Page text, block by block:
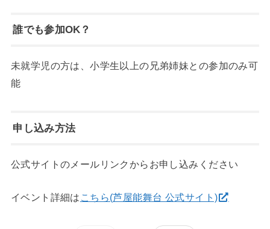
誰でも参加OK？
未就学児の方は、小学生以上の兄弟姉妹との参加のみ可
能
申し込み方法
公式サイトのメールリンクからお申し込みください
イベント詳細は こちら(芦屋能舞台 公式サイト)